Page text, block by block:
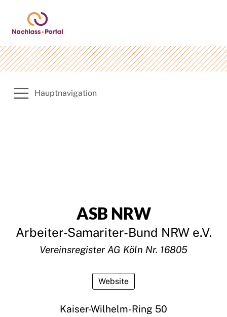
Hauptnavigation
ASB NRW
Arbeiter-Samariter-Bund NRW e.V.
Vereinsregister AG Köln Nr. 16805
Website
Kaiser-Wilhelm-Ring 50